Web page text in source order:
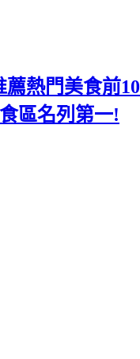
熱門美食前
區名列第一!